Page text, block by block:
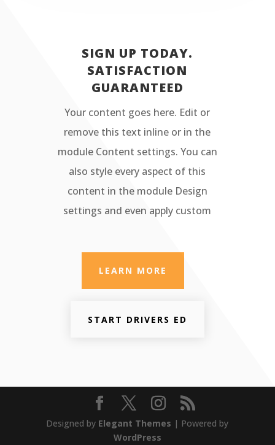
SIGN UP TODAY.
SATISFACTION
GUARANTEED
Your content goes here. Edit or
remove this text inline or in the
module Content settings. You can
also style every aspect of this
content in the module Design
settings and even apply custom
LEARN MORE
START DRIVERS ED
Designed by Elegant Themes | Powered by
WordPress